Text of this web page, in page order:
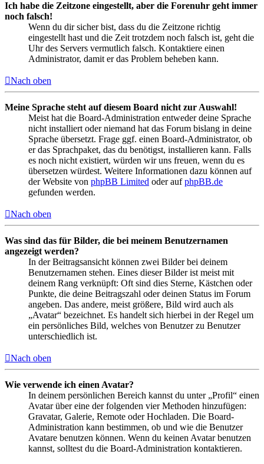
Ich habe die Zeitzone eingestellt, aber die Forenuhr geht immer
noch falsch!
Wenn du dir sicher bist, dass du die Zeitzone richtig
eingestellt hast und die Zeit trotzdem noch falsch ist, geht die
Uhr des Servers vermutlich falsch. Kontaktiere einen
Administrator, damit er das Problem beheben kann.
Nach oben
Meine Sprache steht auf diesem Board nicht zur Auswahl!
Meist hat die Board-Administration entweder deine Sprache
nicht installiert oder niemand hat das Forum bislang in deine
Sprache übersetzt. Frage ggf. einen Board-Administrator, ob
er das Sprachpaket, das du benötigst, installieren kann. Falls
es noch nicht existiert, würden wir uns freuen, wenn du es
übersetzen würdest. Weitere Informationen dazu können auf
der Website von phpBB Limited oder aufphpBB.de
gefunden werden.
Nach oben
Was sind das für Bilder, die bei meinem Benutzernamen
angezeigt werden?
In der Beitragsansicht können zwei Bilder bei deinem
Benutzernamen stehen. Eines dieser Bilder ist meist mit
deinem Rang verknüpft: Oft sind dies Sterne, Kästchen oder
Punkte, die deine Beitragszahl oder deinen Status im Forum
angeben. Das andere, meist größere, Bild wird auch als
„Avatar“ bezeichnet. Es handelt sich hierbei in der Regel um
ein persönliches Bild, welches von Benutzer zu Benutzer
unterschiedlich ist.
Nach oben
Wie verwende ich einen Avatar?
In deinem persönlichen Bereich kannst du unter „Profil“ einen
Avatar über eine der folgenden vier Methoden hinzufügen:
Gravatar, Galerie, Remote oder Hochladen. Die Board-
Administration kann bestimmen, ob und wie die Benutzer
Avatare benutzen können. Wenn du keinen Avatar benutzen
kannst, solltest du die Board-Administration kontaktieren.